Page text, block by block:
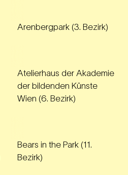
Arenbergpark (3. Bezirk)
Atelierhaus der Akademie
der bildenden Künste
Wien (6. Bezirk)
Bears in the Park (11.
Bezirk)